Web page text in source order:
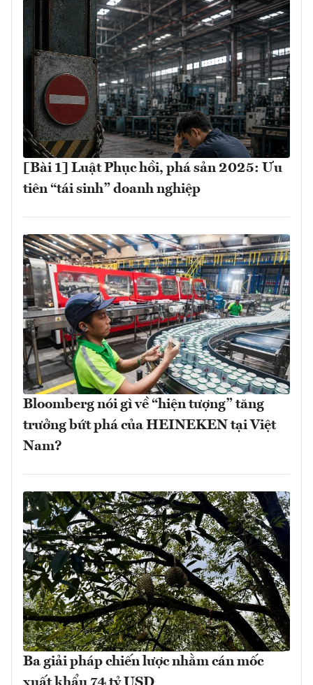
[Bài 1] Luật Phục hồi, phá sản 2025: Ưu
tiên “tái sinh” doanh nghiệp
Bloomberg nói gì về “hiện tượng” tăng
trưởng bứt phá của HEINEKEN tại Việt
Nam?
Ba giải pháp chiến lược nhằm cán mốc